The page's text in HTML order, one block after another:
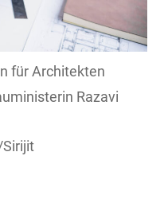
für Architekten
Razavi